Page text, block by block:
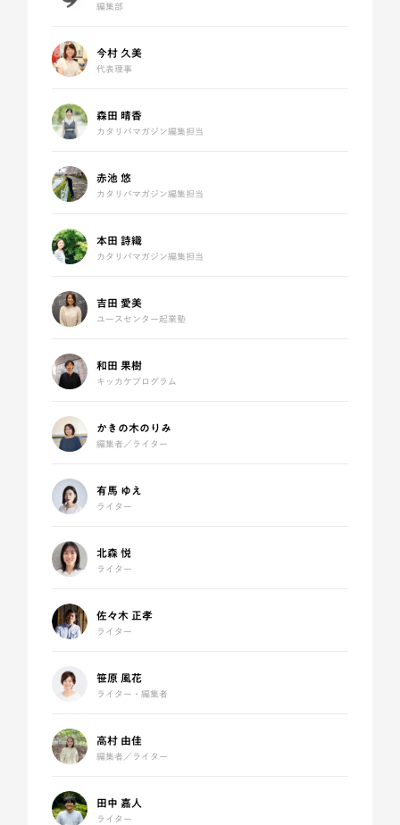
編集部
今村 久美
代表理事
森田 晴香
カタリバマガジン編集担当
赤池 悠
カタリバマガジン編集担当
本田 詩織
カタリバマガジン編集担当
吉田 愛美
ユースセンター起業塾
和田 果樹
キッカケプログラム
かきの木のりみ
編集者／ライター
有馬 ゆえ
ライター
北森 悦
ライター
佐々木 正孝
ライター
笹原 風花
ライター・編集者
高村 由佳
編集者／ライター
田中 嘉人
ライター